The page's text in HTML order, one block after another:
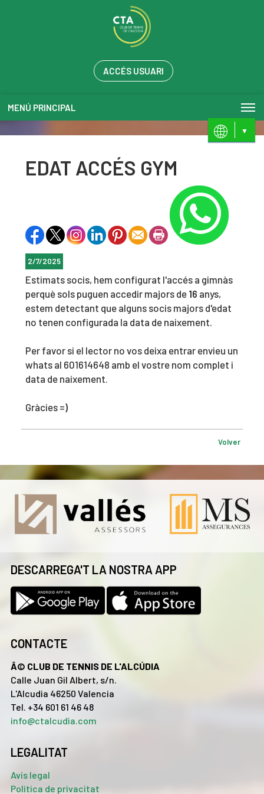
ACCÉS USUARI
MENÚ PRINCIPAL
EDAT ACCÉS GYM
2/7/2025
Estimats socis, hem configurat l'accés a gimnàs
perquè sols puguen accedir majors de 16 anys,
estem detectant que alguns socis majors d'edat
no tenen configurada la data de naixement.
Per favor si el lector no vos deixa entrar envieu un
whats al 601614648 amb el vostre nom complet i
data de naixement.
Gràcies =)
Volver
DESCARREGA'T LA NOSTRA APP
CONTACTE
Â© CLUB DE TENNIS DE L'ALCÚDIA
Calle Juan Gil Albert, s/n.
L'Alcudia 46250 Valencia
Tel. +34 601 61 46 48
info@ctalcudia.com
LEGALITAT
Avís legal
Política de privacitat